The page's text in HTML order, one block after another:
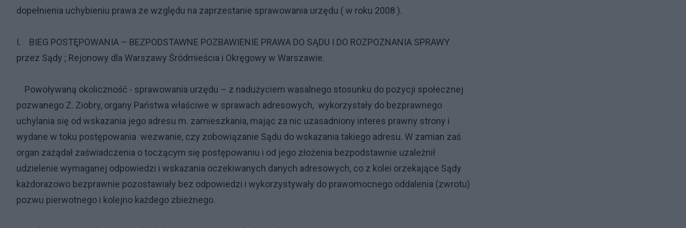
dopełnienia uchybieniu prawa ze względu na zaprzestanie sprawowania urzędu ( w roku 2008 ).
I. BIEG POSTĘPOWANIA – BEZPODSTAWNE POZBAWIENIE PRAWA DO SĄDU I DO ROZPOZNANIA SPRAWY
przez Sądy ; Rejonowy dla Warszawy Śródmieścia i Okręgowy w Warszawie.
Powoływaną okoliczność - sprawowania urzędu – z nadużyciem wasalnego stosunku do pozycji społecznej
pozwanego Z. Ziobry, organy Państwa właściwe w sprawach adresowych, wykorzystały do bezprawnego
uchylania się od wskazania jego adresu m. zamieszkania, mając za nic uzasadniony interes prawny strony i
wydane w toku postępowania wezwanie, czy zobowiązanie Sądu do wskazania takiego adresu. W zamian zaś
organ zażądał zaświadczenia o toczącym się postępowaniu i od jego złożenia bezpodstawnie uzależnił
udzielenie wymaganej odpowiedzi i wskazania oczekiwanych danych adresowych, co z kolei orzekające Sądy
każdorazowo bezprawnie pozostawiały bez odpowiedzi i wykorzystywały do prawomocnego oddalenia (zwrotu)
pozwu pierwotnego i kolejno każdego zbieżnego.